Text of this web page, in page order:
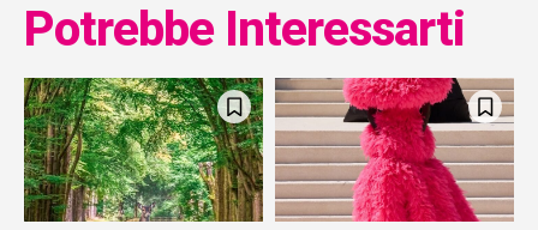
Potrebbe Interessarti